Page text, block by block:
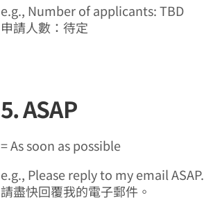
e.g., Number of applicants: TBD
申請人數：待定
5. ASAP
= As soon as possible
e.g., Please reply to my email ASAP.
請盡快回覆我的電子郵件。